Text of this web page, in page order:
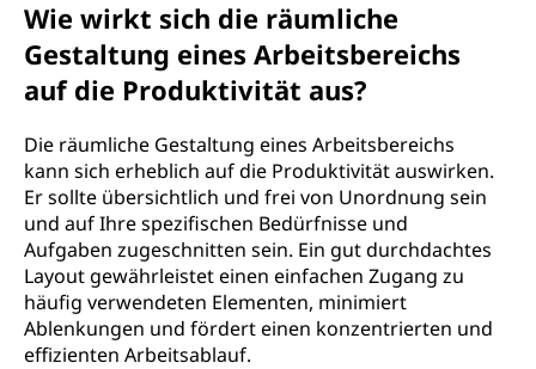
Wie wirkt sich die räumliche
Gestaltung eines Arbeitsbereichs
auf die Produktivität aus?
Die räumliche Gestaltung eines Arbeitsbereichs
kann sich erheblich auf die Produktivität auswirken.
Er sollte übersichtlich und frei von Unordnung sein
und auf Ihre spezifischen Bedürfnisse und
Aufgaben zugeschnitten sein. Ein gut durchdachtes
Layout gewährleistet einen einfachen Zugang zu
häufig verwendeten Elementen, minimiert
Ablenkungen und fördert einen konzentrierten und
effizienten Arbeitsablauf.